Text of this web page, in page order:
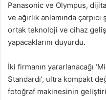
Panasonic ve Olympus,
ve ağırlık anlamında
ortak teknoloji ve cihaz
yapacaklarını duyurdu.
İki firmanın yararlanacağı
Standardı’, ultra kompakt
fotoğraf makinesinin